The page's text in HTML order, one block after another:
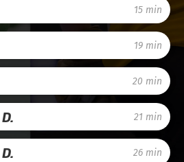
15 min
19 min
20 min
D. 21 min
D. 26 min